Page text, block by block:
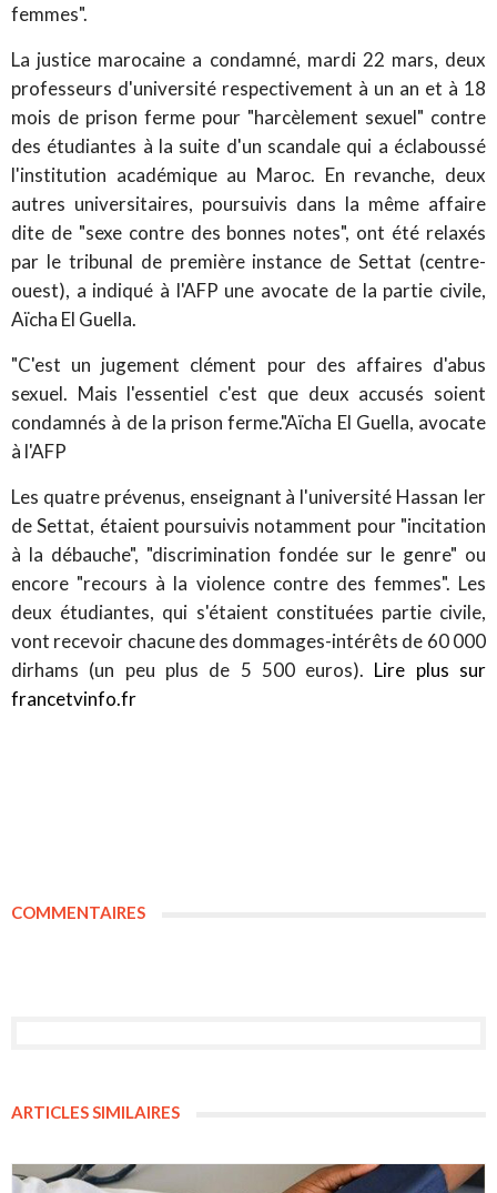
femmes".
La justice marocaine a condamné, mardi 22 mars, deux
professeurs d'université respectivement à un an et à 18
mois de prison ferme pour "harcèlement sexuel" contre
des étudiantes à la suite d'un scandale qui a éclaboussé
l'institution académique au Maroc. En revanche, deux
autres universitaires, poursuivis dans la même affaire
dite de "sexe contre des bonnes notes", ont été relaxés
par le tribunal de première instance de Settat (centre-
ouest), a indiqué à l'AFP une avocate de la partie civile,
Aïcha El Guella.
"C'est un jugement clément pour des affaires d'abus
sexuel. Mais l'essentiel c'est que deux accusés soient
condamnés à de la prison ferme."Aïcha El Guella, avocate
à l'AFP
Les quatre prévenus, enseignant à l'université Hassan Ier
de Settat, étaient poursuivis notamment pour "incitation
à la débauche", "discrimination fondée sur le genre" ou
encore "recours à la violence contre des femmes". Les
deux étudiantes, qui s'étaient constituées partie civile,
vont recevoir chacune des dommages-intérêts de 60 000
dirhams (un peu plus de 5 500 euros). Lire plus sur
francetvinfo.fr
COMMENTAIRES
ARTICLES SIMILAIRES